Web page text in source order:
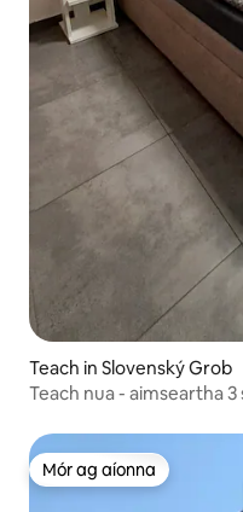
Teach in Slovenský Grob
Teach nua - aimseartha
Mór ag aíonna
Mór ag aíonna